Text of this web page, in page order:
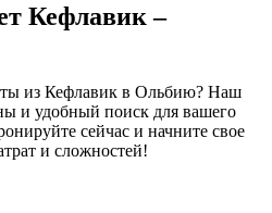
Кефлавик –
из Кефлавик в Ольбию? Наш
и удобный поиск для вашего
сейчас и начните свое
и сложностей!